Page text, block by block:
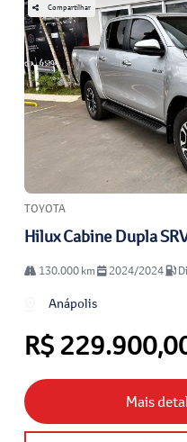
Compartilhar
TOYOTA
Hilux Cabine Dupla
130.000 km 2024/2024
Anápolis
R$
Mais